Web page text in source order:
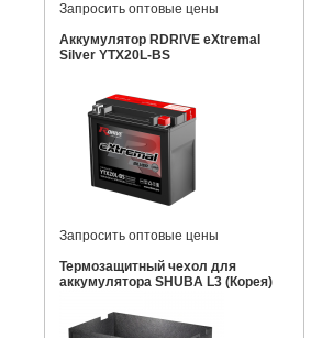
Запросить оптовые цены
Аккумулятор RDRIVE eXtremal
Silver YTX20L-BS
Запросить оптовые цены
Термозащитный чехол для
аккумулятора SHUBA L3 (Корея)